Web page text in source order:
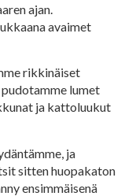
ajan.
avaimet
rikkinäiset
pudotamme lumet
ja kattoluukut
ja
sitten huopakaton
ensimmäisenä